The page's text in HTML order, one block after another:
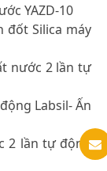
YAZD-10
đốt Silica máy
nước 2 lần tự
Labsil- Ấn
2 lần tự động